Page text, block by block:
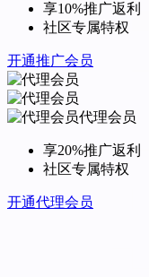
享10%推广返利
社区专属特权
开通推广会员
代理会员
享20%推广返利
社区专属特权
开通代理会员